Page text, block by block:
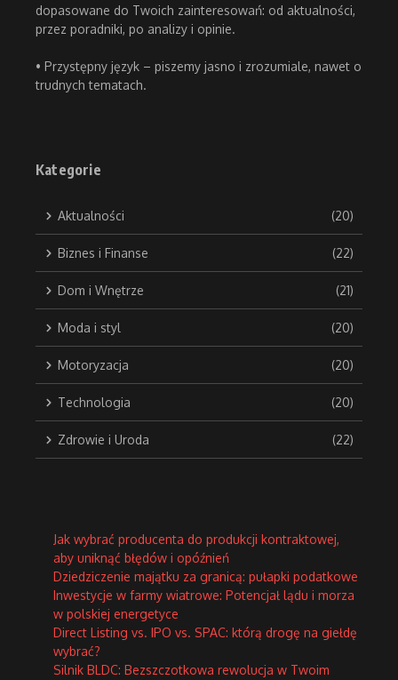
dopasowane do Twoich zainteresowań: od aktualności,
przez poradniki, po analizy i opinie.
• Przystępny język – piszemy jasno i zrozumiale, nawet o
trudnych tematach.
Kategorie
Aktualności (20)
Biznes i Finanse (22)
Dom i Wnętrze (21)
Moda i styl (20)
Motoryzacja (20)
Technologia (20)
Zdrowie i Uroda (22)
Jak wybrać producenta do produkcji kontraktowej,
aby uniknąć błędów i opóźnień
Dziedziczenie majątku za granicą: pułapki podatkowe
Inwestycje w farmy wiatrowe: Potencjał lądu i morza
w polskiej energetyce
Direct Listing vs. IPO vs. SPAC: którą drogę na giełdę
wybrać?
Silnik BLDC: Bezszczotkowa rewolucja w Twoim